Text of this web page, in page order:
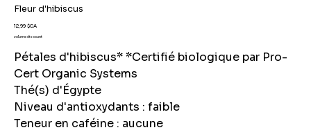
Fleur d'hibiscus
Prix
12,99 $CA
volume discount
Pétales d'hibiscus* *Certifié biologique par Pro-
Cert Organic Systems
Thé(s) d'Égypte
Niveau d'antioxydants : faible
Teneur en caféine : aucune